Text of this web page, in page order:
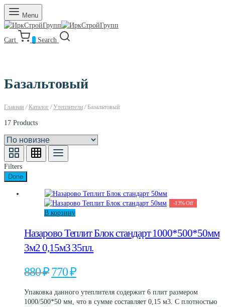
Menu
Cart Search
Базальтовый
Главная / Каталог / Утеплители /Базальтовый
17 Products
Filters
Done
-13% Off
В корзину
Назарово Теплит Блок стандарт 1000*500*50мм
3м2 0,15м3 35пл.
880₽ Первоначальная
цена
880 ₽.
770₽Текущая
цена:
Упаковка данного утеплителя содержит 6 плит размером
1000/500*50 мм, что в сумме составляет 0,15 м3. С плотностью